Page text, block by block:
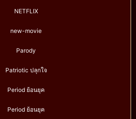
NETFLIX
new-movie
Parody
Patriotic ปลุกใจ
Period ย้อนยุค
Period ย้อนยุค